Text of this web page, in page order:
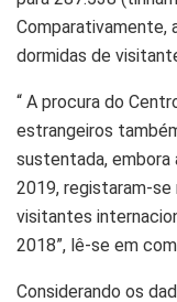
Comparativamente,
dormidas de
“ A procura do
estrangeiros
sustentada, embora
2019, registaram-se
visitantes
2018”, lê-se em
Considerando os